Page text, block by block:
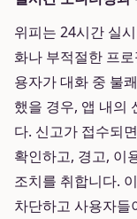
위피는 24시간 실
화나 부적절한 프
용자가 대화 중 불
했을 경우, 앱 내의
다. 신고가 접수되
확인하고, 경고, 이
조치를 취합니다.
차단하고 사용자들